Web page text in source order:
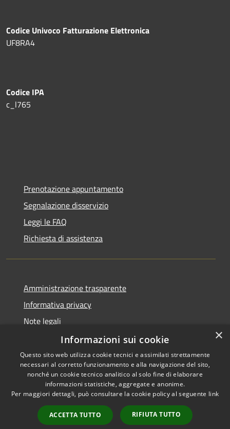
Codice Univoco Fatturazione Elettronica
UF8RA4
Codice IPA
c_l765
Prenotazione appuntamento
Segnalazione disservizio
Leggi le FAQ
Richiesta di assistenza
Amministrazione trasparente
Informativa privacy
Note legali
Dichiarazione di accessibilità
RSS
Accessibilità
Copyright © 2026 • Comune di
Vergiate • Powered by
Municipium•
Accesso
×
Informazioni sui cookie
Questo sito web utilizza cookie tecnici e assimilati strettamente
necessari al corretto funzionamento e alla navigazione del sito,
nonché un cookie tecnico analitico al solo fine di elaborare
informazioni statistiche, aggregate e anonime.
Per maggiori dettagli, può consultare la cookie policy al seguente link
ACCETTA TUTTO RIFIUTA TUTTO